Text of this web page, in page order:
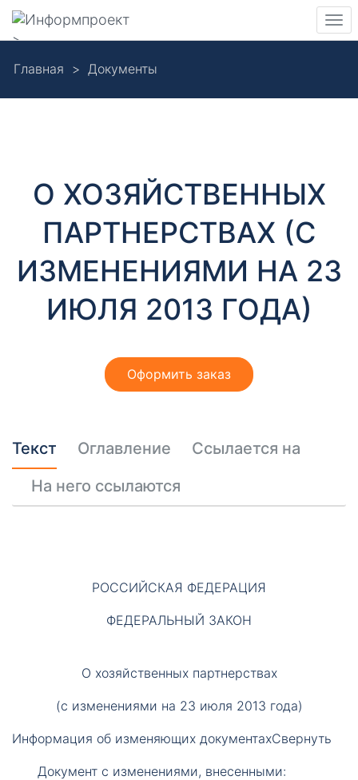
main
Навигация
>
Главная Документы
Д
м
О ХОЗЯЙСТВЕННЫХ
ПАРТНЕРСТВАХ (С
ИЗМЕНЕНИЯМИ НА 23
ИЮЛЯ 2013 ГОДА)
Оформить заказ
Текст Оглавление
Ссылается на
На него ссылаются
РОССИЙСКАЯ ФЕДЕРАЦИЯ
ФЕДЕРАЛЬНЫЙ ЗАКОН
О хозяйственных партнерствах
(с изменениями на 23 июля 2013 года)
Информация об изменяющих документахСвернуть
Документ с изменениями, внесенными:
Они необходимы
функционирования